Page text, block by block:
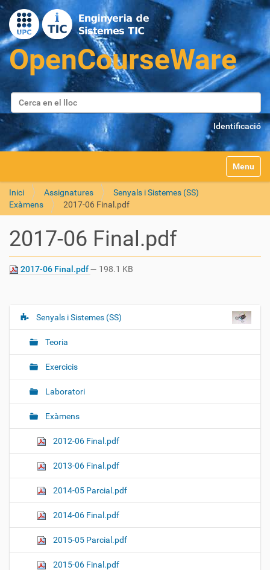
Cerca
Cerca avançada…
Identificació
Toggle
Inici Assignatures
Senyals i Sistemes (SS)
Exàmens
2017-06 Final.pdf
2017-06 Final.pdf
2017-06 Final.pdf— 198.1 KB
N
g
i
Senyals i Sistemes (SS)
Teoria
Exercicis
Laboratori
Exàmens
2012-06 Final.pdf
2013-06 Final.pdf
2014-05 Parcial.pdf
2014-06 Final.pdf
2015-05 Parcial.pdf
2015-06 Final.pdf